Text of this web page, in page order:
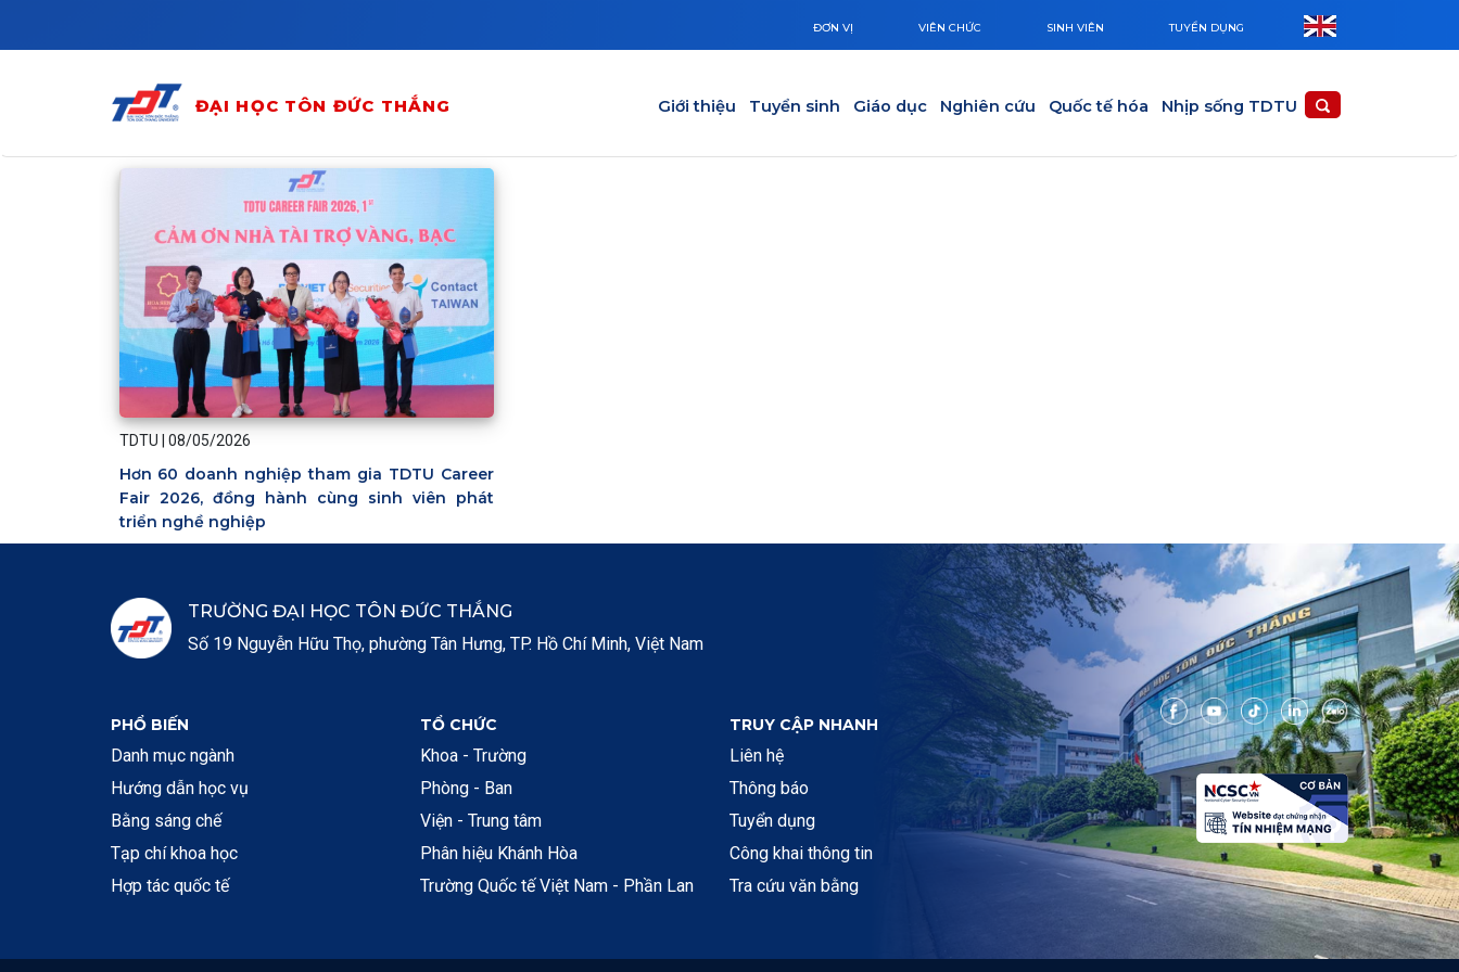
ĐƠN VỊ VIÊN CHỨC SINH VIÊN TUYỂN DỤNG
ĐẠI HỌC TÔN ĐỨC THẮNG Giới thiệu Tuyển sinh Giáo dục Nghiên cứu Quốc tế hóa Nhịp sống TDTU
TDTU 08/05/2026
Hơn 60 doanh nghiệp tham gia TDTU Career
Fair 2026, đồng hành cùng sinh viên phát
triển nghề nghiệp
TRƯỜNG ĐẠI HỌC TÔN ĐỨC THẮNG
Số 19 Nguyễn Hữu Thọ, phường Tân Hưng, TP. Hồ Chí Minh, Việt Nam
PHỔ BIẾN
Danh mục ngành
Hướng dẫn học vụ
Bằng sáng chế
Tạp chí khoa học
Hợp tác quốc tế
TỔ CHỨC
Khoa - Trường
Phòng - Ban
Viện - Trung tâm
Phân hiệu Khánh Hòa
Trường Quốc tế Việt Nam - Phần Lan
TRUY CẬP NHANH
Liên hệ
Thông báo
Tuyển dụng
Công khai thông tin
Tra cứu văn bằng